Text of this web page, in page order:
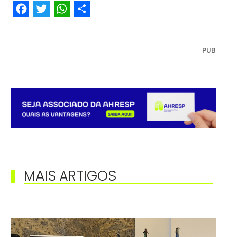
Facebook
TwitterWhatsApp
PUB
MAIS ARTIGOS